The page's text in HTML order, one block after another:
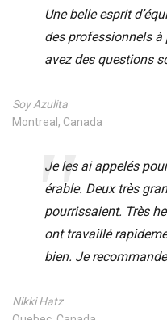
Une belle esprit
des professionnels
avez des questions
Soy Azulita
Montreal, Canada
Je les ai appelés
érable. Deux très
pourrissaient. Très
ont travaillé
bien. Je
Nikki Hatz